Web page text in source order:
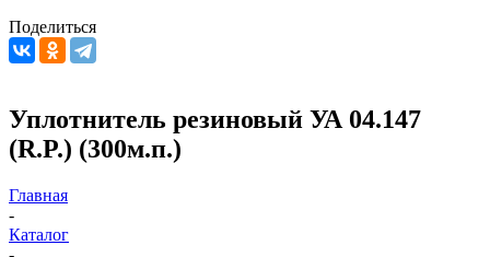
Поделиться
Уплотнитель резиновый УА 04.147
(R.P.) (300м.п.)
Главная
-
Каталог